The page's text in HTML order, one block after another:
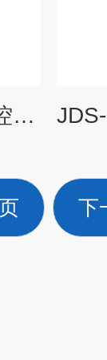
YAZD-10不锈钢断水自控电热蒸馏水器
下